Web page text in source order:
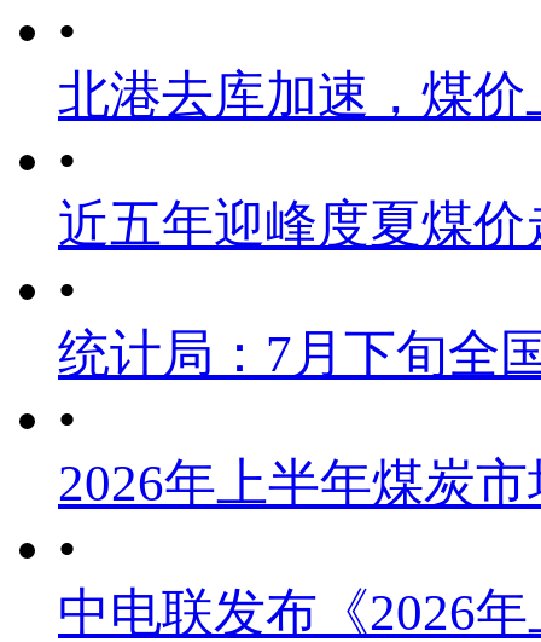
•
北港去库加速，煤
•
近五年迎峰度夏煤价
•
统计局：7月下旬全
•
2026年上半年煤炭
•
中电联发布《2026